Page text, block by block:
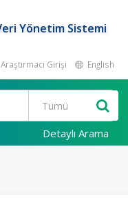
Yönetim Sistemi
Araştırmacı Girişi English
Detaylı Arama